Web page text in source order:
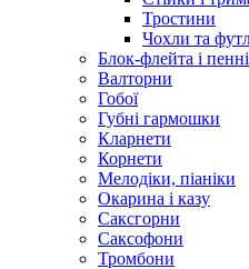
Тростини
Чохли та
Блок-флейта і
Валторни
Гобої
Губні гармошки
Кларнети
Корнети
Мелодіки, піаніки
Окарина і казу
Саксгорни
Саксофони
Тромбони